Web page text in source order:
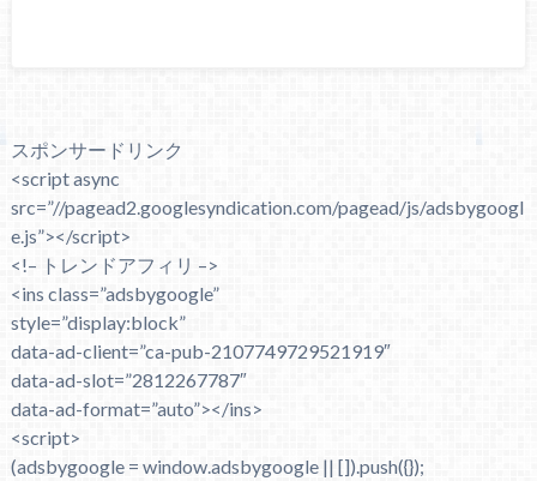
スポンサードリンク
<script async
src=”//pagead2.googlesyndication.com/pagead/js/adsbygoogl
e.js”></script>
<!– トレンドアフィリ –>
<ins class=”adsbygoogle”
style=”display:block”
data-ad-client=”ca-pub-2107749729521919″
data-ad-slot=”2812267787″
data-ad-format=”auto”></ins>
<script>
(adsbygoogle = window.adsbygoogle || []).push({});